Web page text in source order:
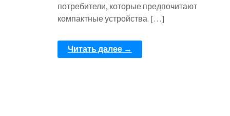
потребители, которые предпочитают
компактные устройства. […]
Читать далее →